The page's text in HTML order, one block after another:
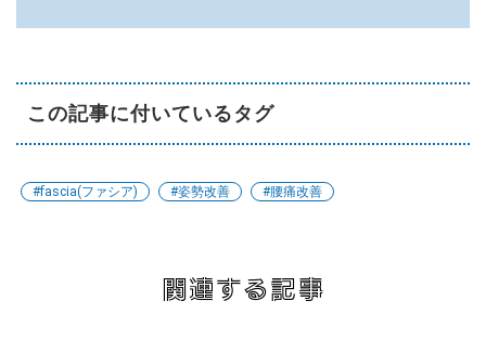
この記事に付いているタグ
#fascia(ファシア) #姿勢改善 #腰痛改善
関連する記事